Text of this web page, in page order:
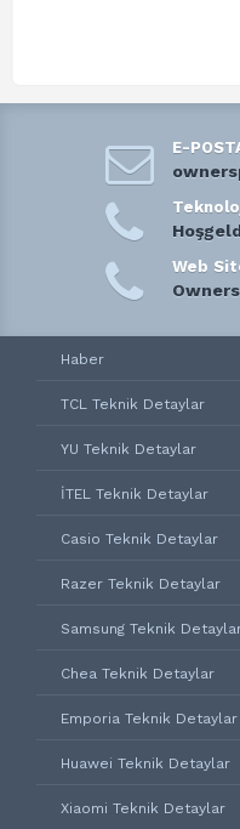
E-
Web
Haber
TCL Teknik Detaylar
YU Teknik Detaylar
İTEL Teknik Detaylar
Casio Teknik Detaylar
Razer Teknik Detaylar
Samsung Teknik
Chea Teknik Detaylar
Emporia Teknik Detaylar
Huawei Teknik Detaylar
Xiaomi Teknik Detaylar